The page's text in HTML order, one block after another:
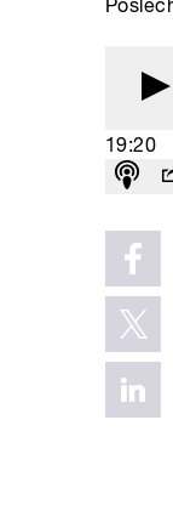
19:20